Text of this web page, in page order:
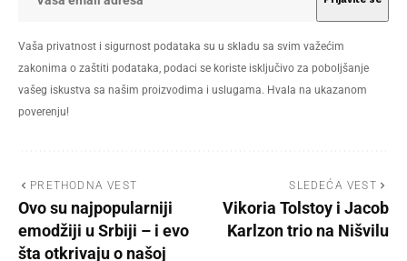
Vaša privatnost i sigurnost podataka su u skladu sa svim važećim
zakonima o zaštiti podataka, podaci se koriste isključivo za poboljšanje
vašeg iskustva sa našim proizvodima i uslugama. Hvala na ukazanom
poverenju!
PRETHODNA VEST
Ovo su najpopularniji
emodžiji u Srbiji – i evo
šta otkrivaju o našoj
SLEDEĆA VEST
Vikoria Tolstoy i Jacob
Karlzon trio na Nišvilu